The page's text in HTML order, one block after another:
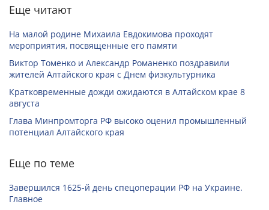
Еще читают
На малой родине Михаила Евдокимова проходят
мероприятия, посвященные его памяти
Виктор Томенко и Александр Романенко поздравили
жителей Алтайского края с Днем физкультурника
Кратковременные дожди ожидаются в Алтайском крае 8
августа
Глава Минпромторга РФ высоко оценил промышленный
потенциал Алтайского края
Еще по теме
Завершился 1625-й день спецоперации РФ на Украине.
Главное